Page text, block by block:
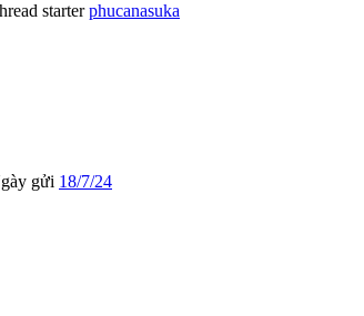
starter phucanasuka
gửi 18/7/24